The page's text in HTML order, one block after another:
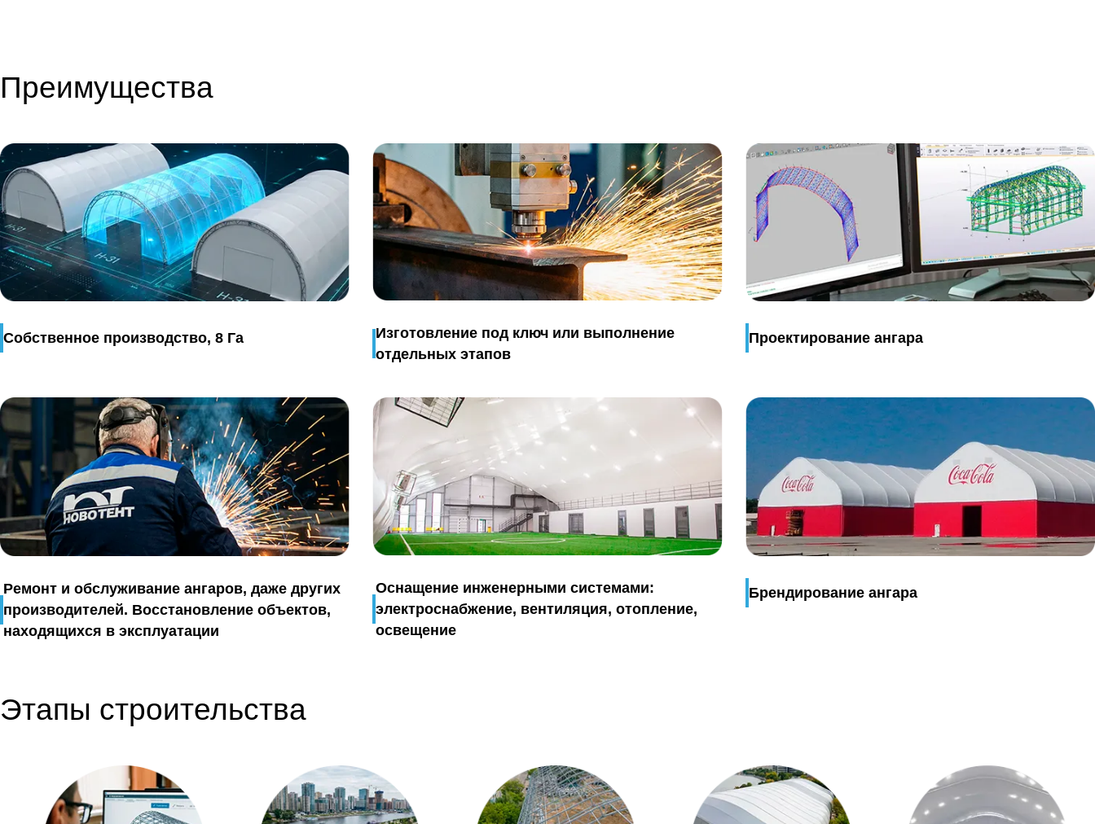
Преимущества
Собственное производство, 8 Га
Изготовление под ключ или выполнение
отдельных этапов
Проектирование ангара
Ремонт и обслуживание ангаров, даже других
производителей. Восстановление объектов,
находящихся в эксплуатации
Оснащение инженерными системами:
электроснабжение, вентиляция, отопление,
освещение
Брендирование ангара
Этапы строительства